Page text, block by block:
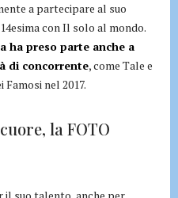
a partecipare al suo
con Il solo al mondo.
ha preso parte anche a
di concorrente, come Tale e
Famosi nel 2017.
la FOTO